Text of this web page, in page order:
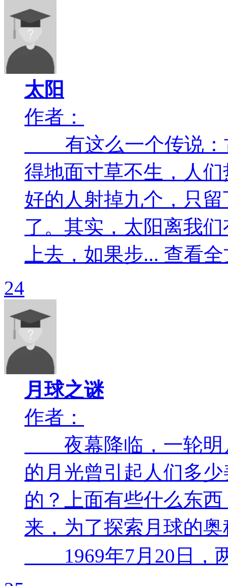
太阳
作者：
有这么一个传说：
得地面寸草不生，人
好的人射掉九个，只
了。其实，太阳离我
上去，如果步... 查看
24
月球之谜
作者：
夜幕降临，一轮明
的月光曾引起人们多
的？上面有些什么东
来，为了探索月球的
1969年7月20日，